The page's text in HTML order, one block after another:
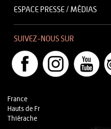
ESPACE PRESSE / MÉDIAS
SUIVEZ-NOUS SUR
France
Hauts de Fr
Thiérache